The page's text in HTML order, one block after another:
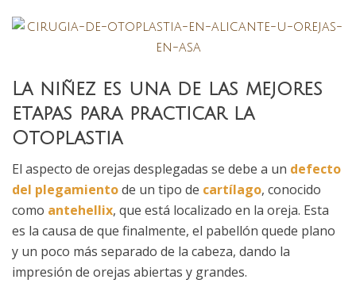
La niñez es una de las mejores
etapas para practicar la
Otoplastia
El aspecto de orejas desplegadas se debe a un defecto
del plegamientode un tipo de cartílago, conocido
como antehellix, que está localizado en la oreja. Esta
es la causa de que finalmente, el pabellón quede plano
y un poco más separado de la cabeza, dando la
impresión de orejas abiertas y grandes.